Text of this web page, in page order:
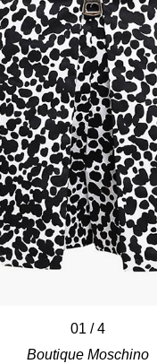
01 / 4
Boutique Moschino
///